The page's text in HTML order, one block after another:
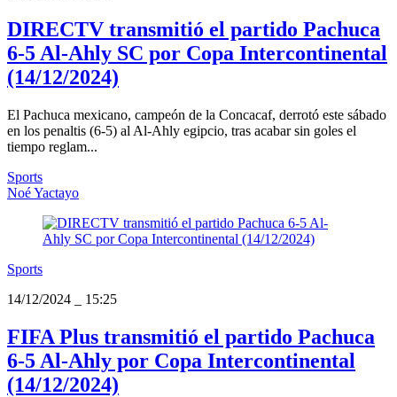
DIRECTV transmitió el partido Pachuca
6-5 Al-Ahly SC por Copa Intercontinental
(14/12/2024)
El Pachuca mexicano, campeón de la Concacaf, derrotó este sábado
en los penaltis (6-5) al Al-Ahly egipcio, tras acabar sin goles el
tiempo reglam...
Sports
Noé Yactayo
Sports
14/12/2024
15:25
FIFA Plus transmitió el partido Pachuca
6-5 Al-Ahly por Copa Intercontinental
(14/12/2024)